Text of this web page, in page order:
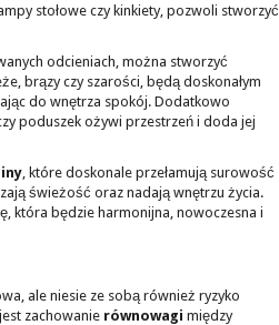
stołowe czy kinkiety, pozwoli stworzyć
odcieniach, można stworzyć
brązy czy szarości, będą doskonałym
do wnętrza spokój. Dodatkowo
poduszek ożywi przestrzeń i doda jej
, które doskonale przełamują surowość
świeżość oraz nadają wnętrzu życia.
która będzie harmonijna, nowoczesna i
ale niesie ze sobą również ryzyko
zachowanie równowagi między